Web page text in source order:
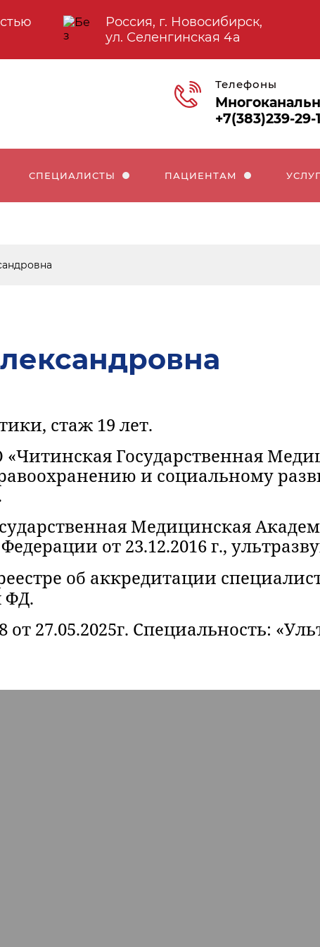
Россия, г. Новосибирск,
ул. Селенгинская 4а
Телефоны
+7(383)239-29-
СПЕЦИАЛИСТЫ ПАЦИЕНТАМ
стаж 19 лет.
Государственная
и социальному
Медицинская
от 23.12.2016 г.,
об аккредитации
ФД.
27.05.2025г. Специальность: